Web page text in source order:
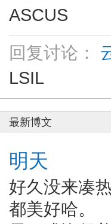
ASCUS
回复讨论：
LSIL
最新博文
明天
好久没来凑
都美好哈